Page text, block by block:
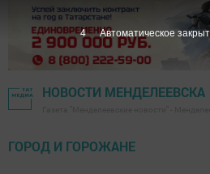
НОВОСТИ МЕНДЕЛЕЕВСКА
ГОРОД И ГОРОЖАНЕ
3 Автоматическое